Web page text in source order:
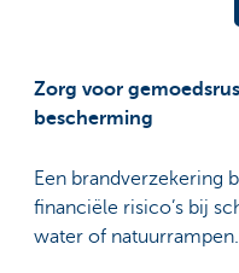
Zorg voor
bescherming
Een brandverzekering
financiële risico’s bij
water of natuurrampen.